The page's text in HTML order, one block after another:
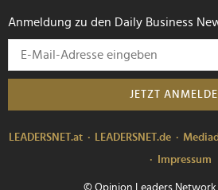
Anmeldung zu den Daily Business
JETZT
LEADERSNET.at LEADERSNET.de
Impressum